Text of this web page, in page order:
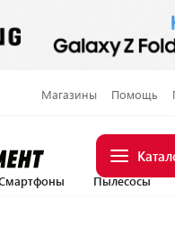
Магазины Помощь
Пылесосы